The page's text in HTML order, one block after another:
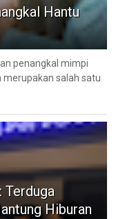
Hantu
penangkal mimpi
merupakan salah satu
Terduga
Hiburan